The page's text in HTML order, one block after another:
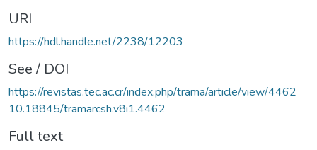
URI
https://hdl.handle.net/2238/12203
See / DOI
https://revistas.tec.ac.cr/index.php/trama/article/view/4462
10.18845/tramarcsh.v8i1.4462
Full text